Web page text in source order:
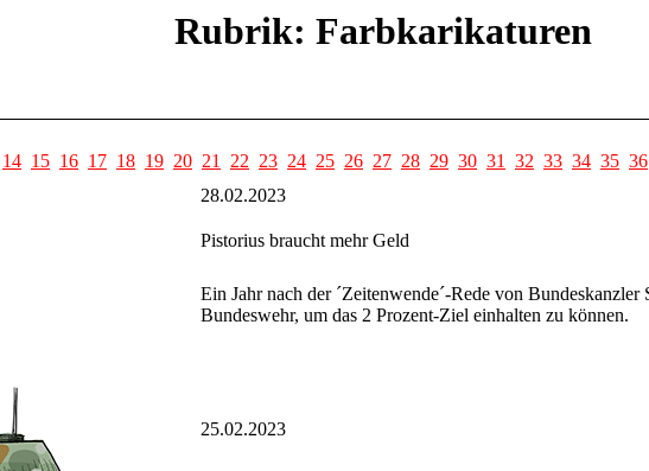
Rubrik: Farbkarikaturen
14 15 16 17 18 19 20 21 22 23 24 25 26 27 28 29 30 31 32 33 34 35 36
28.02.2023
Pistorius braucht mehr Geld
Ein Jahr nach der ´Zeitenwende´-Rede von
Bundeswehr, um das 2 Prozent-Ziel einhalten zu können.
25.02.2023